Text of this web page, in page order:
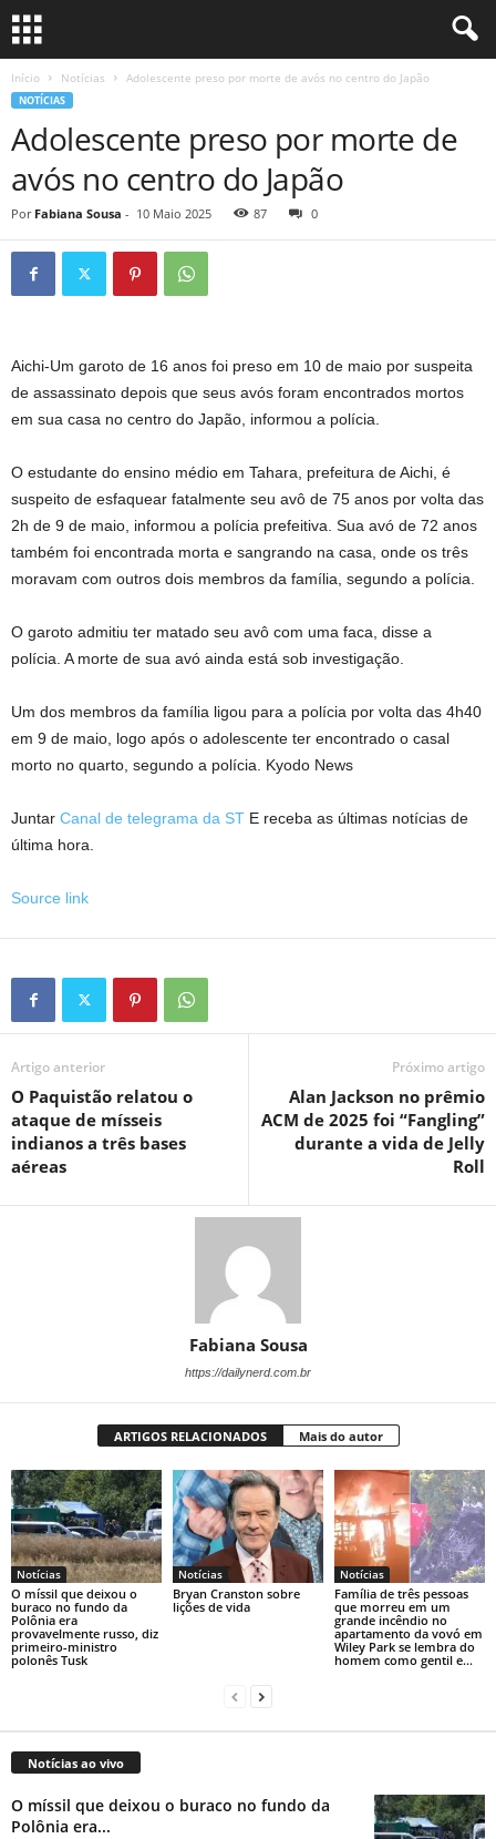
Início Notícias Adolescente preso por morte de avós no centro do Japão
NOTÍCIAS
Adolescente preso por morte de
avós no centro do Japão
Por Fabiana Sousa - 10 Maio 2025 87 0
Aichi-Um garoto de 16 anos foi preso em 10 de maio por suspeita
de assassinato depois que seus avós foram encontrados mortos
em sua casa no centro do Japão, informou a polícia.
O estudante do ensino médio em Tahara, prefeitura de Aichi, é
suspeito de esfaquear fatalmente seu avô de 75 anos por volta das
2h de 9 de maio, informou a polícia prefeitiva. Sua avó de 72 anos
também foi encontrada morta e sangrando na casa, onde os três
moravam com outros dois membros da família, segundo a polícia.
O garoto admitiu ter matado seu avô com uma faca, disse a
polícia. A morte de sua avó ainda está sob investigação.
Um dos membros da família ligou para a polícia por volta das 4h40
em 9 de maio, logo após o adolescente ter encontrado o casal
morto no quarto, segundo a polícia. Kyodo News
Juntar Canal de telegrama da ST E receba as últimas notícias de
última hora.
Source link
Artigo anterior
O Paquistão relatou o
ataque de mísseis
indianos a três bases
aéreas
Próximo artigo
Alan Jackson no prêmio
ACM de 2025 foi “Fangling”
durante a vida de Jelly
Roll
Fabiana Sousa
https://dailynerd.com.br
ARTIGOS RELACIONADOS Mais do autor
Notícias
O míssil que deixou o
buraco no fundo da
Polônia era
provavelmente russo, diz
primeiro-ministro
polonês Tusk
Notícias
Bryan Cranston sobre
lições de vida
Notícias
Família de três pessoas
que morreu em um
grande incêndio no
apartamento da vovó em
Wiley Park se lembra do
homem como gentil e...
Notícias ao vivo
O míssil que deixou o buraco no fundo da
Polônia era...